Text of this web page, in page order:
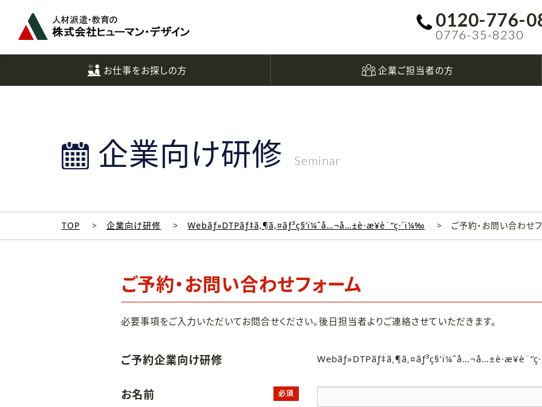
0120-776-
0776-35-8230
お仕事をお探しの方 企業ご担当者の方
企業向け研修 Seminar
TOP 企業向け研修 Webãƒ»DTPãƒ‡ã‚¶ã‚¤ãƒ³ç§‘ï¼ˆå…¬å…±è·æ¥­è¨“ç·´ï¼‰ ご予約・お問い合わせ
ご予約・お問い合わせフォーム
必要事項をご入力いただいてお問合せください。後日担当者よりご連絡させていただきます。
ご予約企業向け研修
お名前 必須
へ